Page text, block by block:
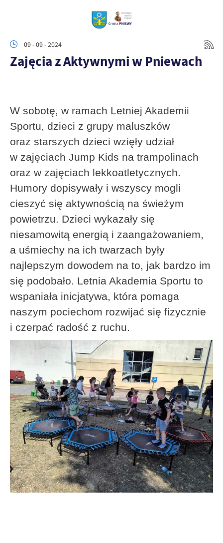
09 - 09 - 2024
Zajęcia z Aktywnymi w Pniewach
W sobotę, w ramach Letniej Akademii
Sportu, dzieci z grupy maluszków
oraz starszych dzieci wzięły udział
w zajęciach Jump Kids na trampolinach
oraz w zajęciach lekkoatletycznych.
Humory dopisywały i wszyscy mogli
cieszyć się aktywnością na świeżym
powietrzu. Dzieci wykazały się
niesamowitą energią i zaangażowaniem,
a uśmiechy na ich twarzach były
najlepszym dowodem na to, jak bardzo im
się podobało. Letnia Akademia Sportu to
wspaniała inicjatywa, która pomaga
naszym pociechom rozwijać się fizycznie
i czerpać radość z ruchu.